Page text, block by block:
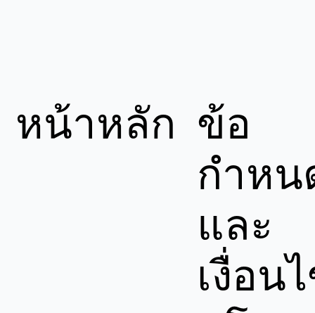
ข้อ
กำหน
และ
เงื่อน
หน้าหลัก